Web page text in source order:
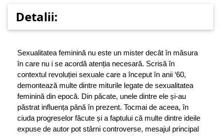
Detalii:
Sexualitatea feminină nu este un mister decât în măsura
în care nu i se acordă atenția necesară. Scrisă în
contextul revoluției sexuale care a început în anii ‘60,
demontează multe dintre miturile legate de sexualitatea
feminină din epocă. Din păcate, unele dintre ele și-au
păstrat influența până în prezent. Tocmai de aceea, în
ciuda progreselor făcute și a faptului că multe dintre ideile
expuse de autor pot stârni controverse, mesajul principal